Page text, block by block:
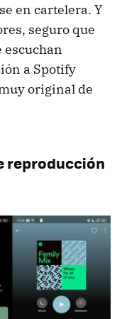
en cartelera. Y
seguro que
escuchan
a Spotify
original de
reproducción